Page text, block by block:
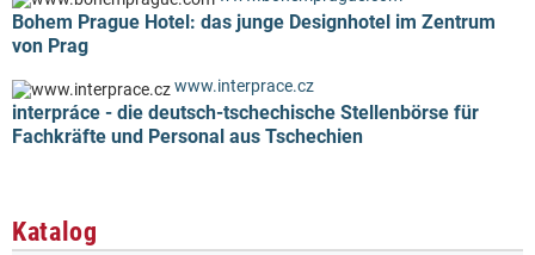
Bohem Prague Hotel: das junge Designhotel im Zentrum
von Prag
www.interprace.cz
interpráce - die deutsch-tschechische Stellenbörse für
Fachkräfte und Personal aus Tschechien
Katalog